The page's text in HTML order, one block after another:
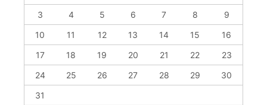
3
4 5 6 7 8
9
10
11 12 13 14 15
16
17
18 19 20 21 22
23
24
25 26 27 28 29
30
31